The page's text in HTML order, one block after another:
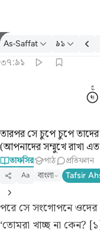
তাফসির: As-Saffat ৩৭:৯১
As-Saffat ৯১
৩৭:৯১
فقال الا تاكلون ٩١
فَقَالَ أَلَا تَأْكُلُونَ ٩١
তারপর সে চুপে চুপে
(আপনাদের সম্মুখে রাখা
তাফসির পাঠ প্রতিফলন
Aa বাংলা Tafsir
পরে সে সংগোপনে
‘তোমরা খাচ্ছ না কেন?